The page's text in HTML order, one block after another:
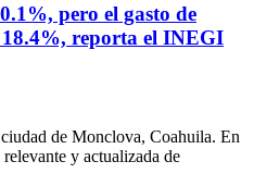
pero el gasto de
18.4%, reporta el INEGI
de Monclova, Coahuila. En
y actualizada de